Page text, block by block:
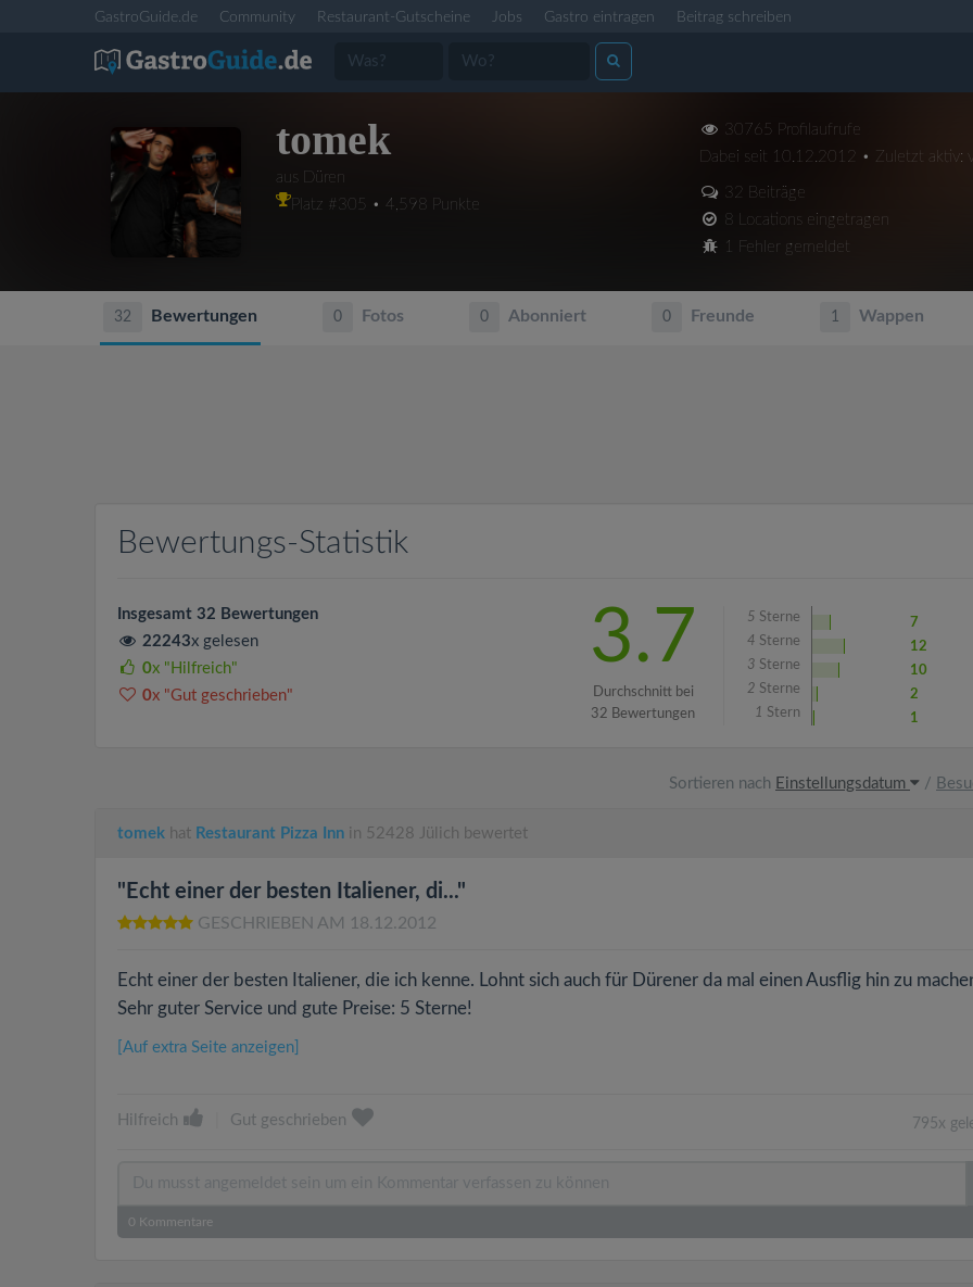
GastroGuide.de Community Restaurant-Gutscheine Jobs Gastro eintragen Beitrag schreiben
tomek
aus Düren
Platz #305 • 4,598 Punkte
30765 Profilaufrufe
Dabei seit 10.12.2012 • Zuletzt aktiv:
32 Beiträge
8 Locations eingetragen
1 Fehler gemeldet
32 Bewertungen 0 Fotos 0 Abonniert 0 Freunde 1 Wappen
Bewertungs-Statistik
Insgesamt 32 Bewertungen
22243x gelesen
0x "Hilfreich"
0x "Gut geschrieben"
3.7
Durchschnitt bei
32 Bewertungen
5 Sterne
7
4 Sterne
12
3 Sterne
10
2 Sterne
2
1 Stern 1
Sortieren nach Einstellungsdatum /
tomek hat Restaurant Pizza Inn in 52428 Jülich bewertet
"Echt einer der besten Italiener, di..."
GESCHRIEBEN AM 18.12.2012
Echt einer der besten Italiener, die ich kenne. Lohnt sich auch für Dürener da mal einen Ausflig hin zu
Sehr guter Service und gute Preise: 5 Sterne!
[Auf extra Seite anzeigen]
Hilfreich Gut geschrieben 795x
0 Kommentare